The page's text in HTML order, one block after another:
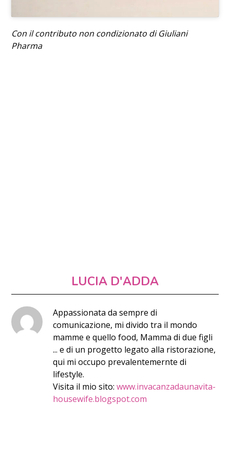
Con il contributo non condizionato di Giuliani
Pharma
LUCIA D'ADDA
Appassionata da sempre di
comunicazione, mi divido tra il mondo
mamme e quello food, Mamma di due figli
... e di un progetto legato alla ristorazione,
qui mi occupo prevalentemernte di
lifestyle.
Visita il mio sito:www.invacanzadaunavita-
housewife.blogspot.com